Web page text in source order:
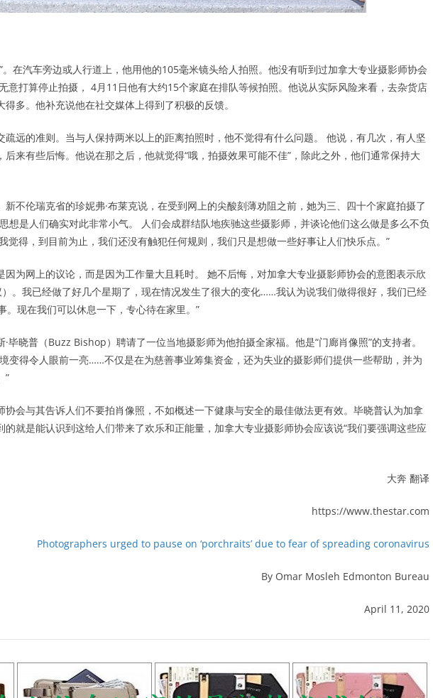
。在汽车旁边或人行道上，他用他的105毫米镜头给人拍照。他没有听到过加拿大专业摄影师协会
意打算停止拍摄， 4月11日他有大约15个家庭在排队等候拍照。他说从实际风险来看，去杂货店
多。他补充说他在社交媒体上得到了积极的反馈。
疏远的准则。当与人保持两米以上的距离拍照时，他不觉得有什么问题。 他说，有几次，有人坚
来有些后悔。他说在那之后，他就觉得“哦，拍摄效果可能不佳”，除此之外，他们通常保持大
不伦瑞克省的珍妮弗·布莱克说，在受到网上的尖酸刻薄劝阻之前，她为三、四十个家庭拍摄了
想是人们确实对此非常小气。 人们会成群结队地疾驰这些摄影师，并谈论他们这么做是多么不负
觉得，到目前为止，我们还没有触犯任何规则，我们只是想做一些好事让人们快乐点。”
因为网上的议论，而是因为工作量大且耗时。 她不后悔，对加拿大专业摄影师协会的意图表示欣
。我已经做了好几个星期了，现在情况发生了很大的变化……我认为说‘我们做得很好，我们已经
。现在我们可以休息一下，专心待在家里。”
毕晓普（Buzz Bishop）聘请了一位当地摄影师为他拍摄全家福。他是“门廊肖像照”的支持者。
变得令人眼前一亮……不仅是在为慈善事业筹集资金，还为失业的摄影师们提供一些帮助，并为
”
协会与其告诉人们不要拍肖像照，不如概述一下健康与安全的最佳做法更有效。毕晓普认为加拿
的就是能认识到这给人们带来了欢乐和正能量，加拿大专业摄影师协会应该说“我们要强调这些应
大奔 翻译
https://www.thestar.com
Photographers urged to pause on ‘porchraits’ due to fear of spreading coronavirus
By Omar Mosleh Edmonton Bureau
April 11, 2020